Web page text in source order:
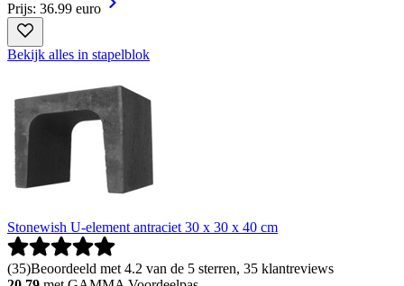
Prijs: 36.99 euro
Bekijk alles in stapelblok
Stonewish U-element antraciet 30 x 30 x 40 cm
(35)Beoordeeld met 4.2 van de 5 sterren, 35 klantreviews